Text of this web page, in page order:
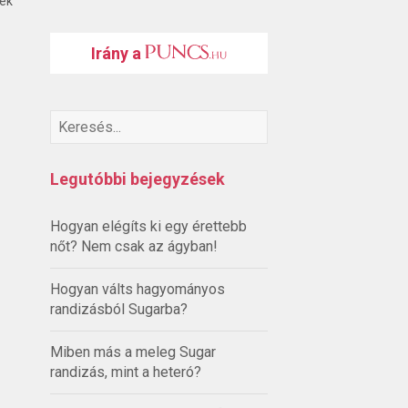
Irány a
Legutóbbi bejegyzések
Hogyan elégíts ki egy érettebb
nőt? Nem csak az ágyban!
Hogyan válts hagyományos
randizásból Sugarba?
Miben más a meleg Sugar
randizás, mint a heteró?